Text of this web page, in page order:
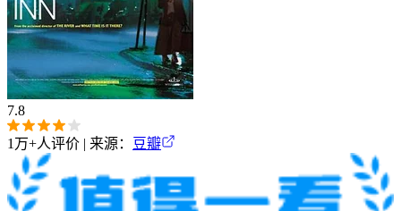
7.8
1万+人评价 | 来源： 豆瓣